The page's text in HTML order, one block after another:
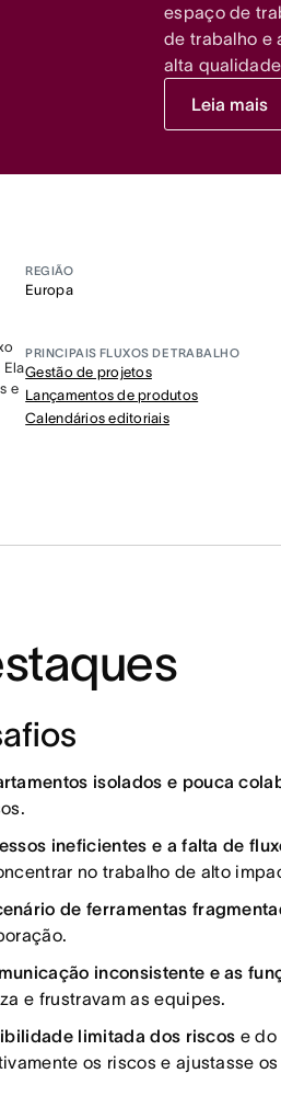
espaço de
de trabalho e
alta
Leia mais
Ela
e
REGIÃO
Europa
PRINCIPAIS FLUXOS DE TRABALHO
Gestão de projetos
Lançamentos de produtos
Calendários editoriais
isolados e pouca
ineficientes e a falta de
no trabalho de alto
de ferramentas
inconsistente e as
e frustravam as equipes.
limitada dos riscos e do
os riscos e ajustasse